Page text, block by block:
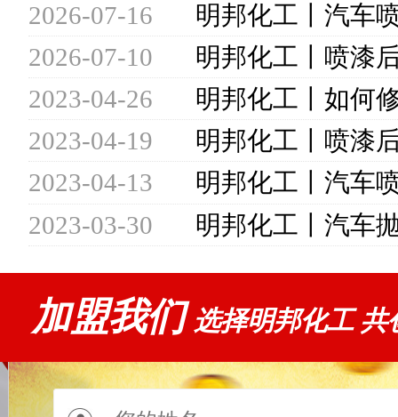
2026-07-16
2026-07-10
2023-04-26
2023-04-19
2023-04-13
2023-03-30
加盟我们 选择明邦化工 共